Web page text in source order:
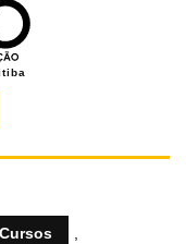
Cursos